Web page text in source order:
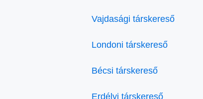
Vajdasági társkereső
Londoni társkereső
Bécsi társkereső
Erdélyi társkereső